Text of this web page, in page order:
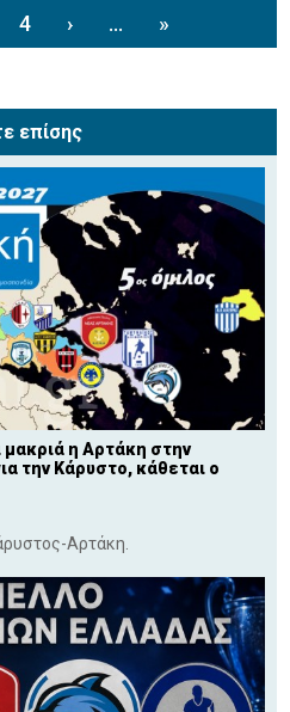
4 › ... »
επίσης
η Αρτάκη στην
την Κάρυστο, κάθεται ο
Αρτάκη.